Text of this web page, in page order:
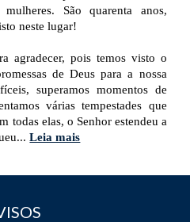
São quarenta anos,
neste lugar!
agradecer, pois temos visto o
de Deus para a nossa
superamos momentos de
várias tempestades que
todas elas, o Senhor estendeu a
Leia mais